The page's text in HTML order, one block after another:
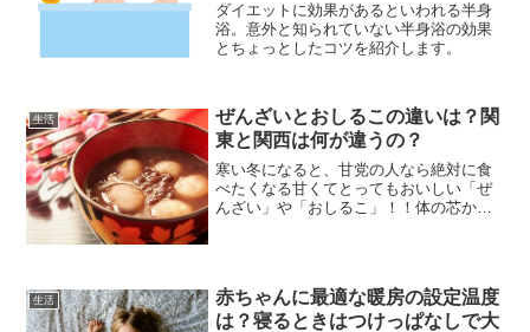
ダイエットに効果があるといわれる半身
浴。意外と知られていない半身浴の効果
とちょっとしたコツを紹介します。
生活
ぜんざいとおしるこの違いは？関
東と関西は何が違うの？
寒い冬になると、甘党の人なら絶対に食
べたくなる甘くてとってもおいしい「ぜ
んざい」や「おしるこ」！！体の芯から
ありませんか？「ぜんざい...
生活
赤ちゃんに最適な暖房の設定温度
は？寝るときはつけっぱなしで大